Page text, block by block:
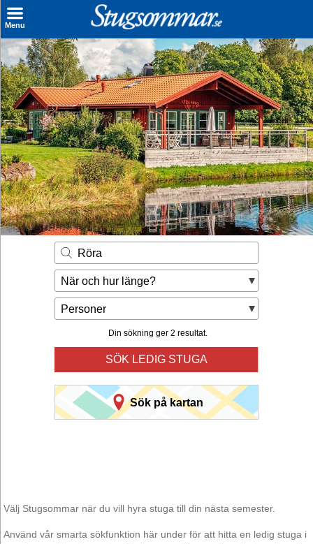
Menu
Sök stuga
Sista Minuten
Genvägar
Inspiration
Kontakt
Husägare
Se hur mycket du kan tjäna
Räkna ut din
hyresintäkt
Röra
När och hur länge?
Personer
Din sökning ger 2 resultat.
SÖK LEDIG STUGA
Sök på kartan
Välj Stugsommar när du vill hyra stuga till din nästa semester.
Använd vår smarta sökfunktion här under för att hitta en ledig stuga i